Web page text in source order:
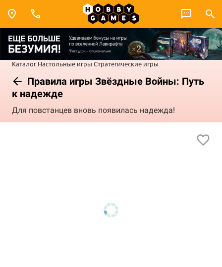
Каталог Настольные игры Стратегические игры
Правила игры Звёздные Войны: Путь
к надежде
Для повстанцев вновь появилась надежда!